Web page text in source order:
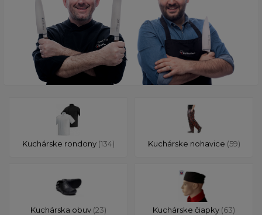
Kuchárske rondony (134) Kuchárske nohavice (59)
Kuchárska obuv (23) Kuchárske čiapky (63)